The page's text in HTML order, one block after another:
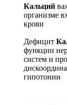
Кальций
организме
крови
Дефицит
функции
систем и
гипотонии